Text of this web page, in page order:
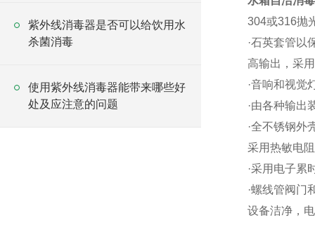
紫外线消毒器是否可以给饮用水
杀菌消毒
使用紫外线消毒器能带来哪些好
处及应注意的问题
304或316抛
·石英套管以
高输出，采
·音响和视觉
·由各种输出
·全不锈钢外
采用热敏电
·采用电子累
·螺线管阀门
设备洁净，